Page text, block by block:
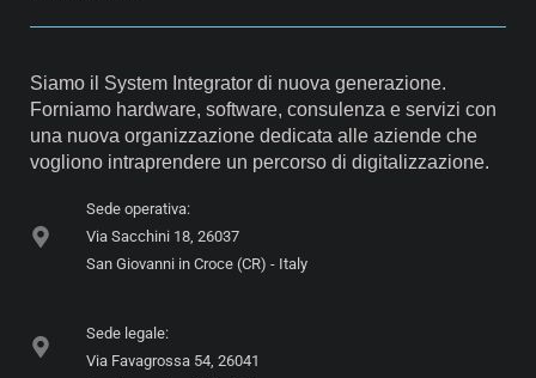
Siamo il System Integrator di nuova generazione.
Forniamo hardware, software, consulenza e servizi con
una nuova organizzazione dedicata alle aziende che
vogliono intraprendere un percorso di digitalizzazione.
Sede operativa:
Via Sacchini 18, 26037
San Giovanni in Croce (CR) - Italy
Sede legale:
Via Favagrossa 54, 26041